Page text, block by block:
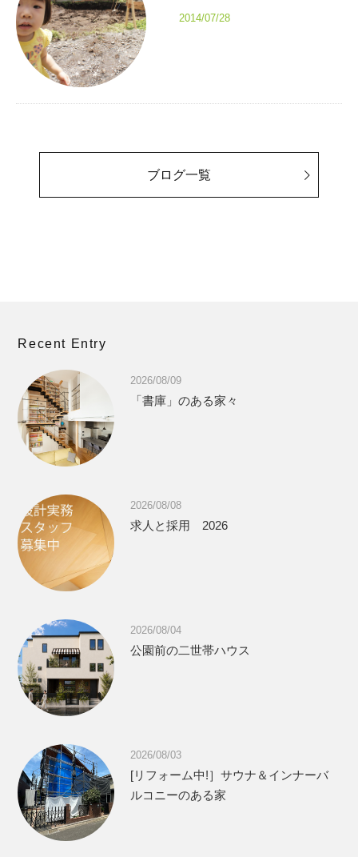
2014/07/28
ブログ一覧
Recent Entry
2026/08/09
「書庫」のある家々
2026/08/08
求人と採用 2026
2026/08/04
公園前の二世帯ハウス
2026/08/03
[リフォーム中!］サウナ＆インナーバ
ルコニーのある家